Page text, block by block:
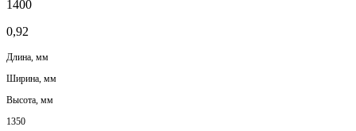
1400
0,92
Длина, мм
Ширина, мм
Высота, мм
1350